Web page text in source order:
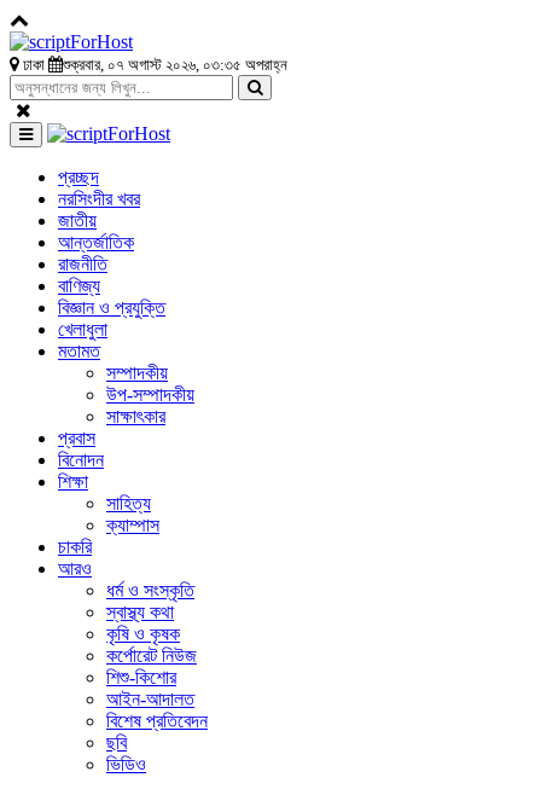
ঢাকা শুক্রবার, ০৭ অগাস্ট ২০২৬, ০৩:৩৫ অপরাহ্ন
প্রচ্ছদ
নরসিংদীর খবর
জাতীয়
আন্তর্জাতিক
রাজনীতি
বাণিজ্য
বিজ্ঞান ও প্রযুক্তি
খেলাধুলা
মতামত
সম্পাদকীয়
উপ-সম্পাদকীয়
সাক্ষাৎকার
প্রবাস
বিনোদন
শিক্ষা
সাহিত্য
ক্যাম্পাস
চাকরি
আরও
ধর্ম ও সংস্কৃতি
স্বাস্থ্য কথা
কৃষি ও কৃষক
কর্পোরেট নিউজ
শিশু-কিশোর
আইন-আদালত
বিশেষ প্রতিবেদন
ছবি
ভিডিও